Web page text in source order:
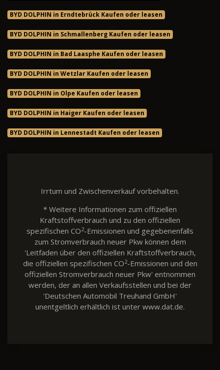
BYD DOLPHIN in Erndtebrück Kaufen oder leasen
BYD DOLPHIN in Schmallenberg Kaufen oder leasen
BYD DOLPHIN in Bad Laasphe Kaufen oder leasen
BYD DOLPHIN in Wetzlar Kaufen oder leasen
BYD DOLPHIN in Olpe Kaufen oder leasen
BYD DOLPHIN in Haiger Kaufen oder leasen
BYD DOLPHIN in Lennestadt Kaufen oder leasen
Irrtum und Zwischenverkauf vorbehalten.
* Weitere Informationen zum offiziellen
Kraftstoffverbrauch und zu den offiziellen
spezifischen CO2-Emissionen und gegebenenfalls
zum Stromverbrauch neuer Pkw können dem
'Leitfaden über den offiziellen Kraftstoffverbrauch,
die offiziellen spezifischen CO2-Emissionen und den
offiziellen Stromverbrauch neuer Pkw' entnommen
werden, der an allen Verkaufsstellen und bei der
'Deutschen Automobil Treuhand GmbH'
unentgeltlich erhältlich ist unter www.dat.de.